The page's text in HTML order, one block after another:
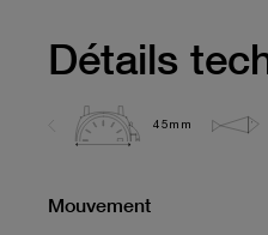
Détails
45mm
Mouvement